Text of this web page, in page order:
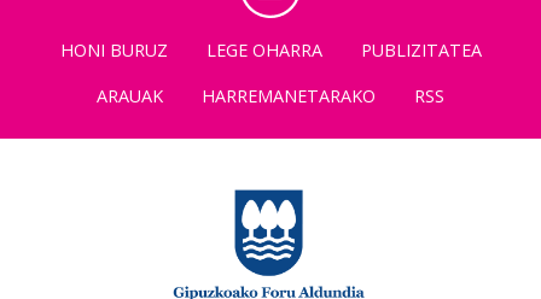
HONI BURUZ LEGE OHARRA
PUBLIZITATEA
ARAUAK
HARREMANETARAKO RSS